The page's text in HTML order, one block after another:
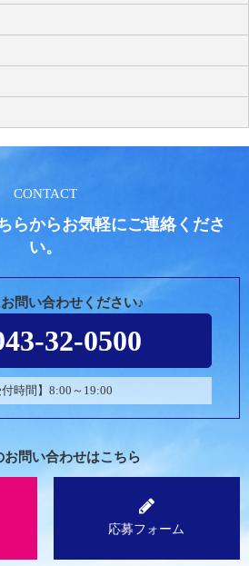
CONTACT
らからお気軽にご連絡くださ
い。
問い合わせください♪
32-0500
付時間】8:00～19:00
お問い合わせはこちら
応募フォーム